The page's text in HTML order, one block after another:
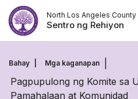
Laktawan
ang
nilalaman
North Los Angeles County
Sentro ng Rehiyon
Bahay Mga kaganapan
Pagpupulong ng Komite sa
Pamahalaan at Komunidad